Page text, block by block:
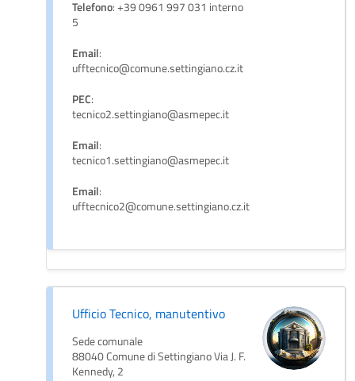
Telefono: +39 0961 997 031 interno
5
Email:
ufftecnico@comune.settingiano.cz.it
PEC:
tecnico2.settingiano@asmepec.it
Email:
tecnico1.settingiano@asmepec.it
Email:
ufftecnico2@comune.settingiano.cz.it
Ufficio Tecnico, manutentivo
Sede comunale
88040 Comune di Settingiano Via J. F.
Kennedy, 2